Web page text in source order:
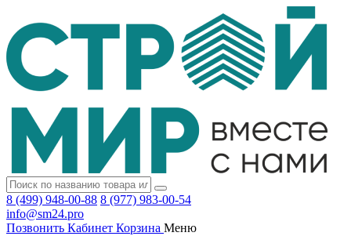
8 (499) 948-00-88 8 (977) 983-00-54
info@sm24.pro
Позвонить Кабинет Корзина Меню